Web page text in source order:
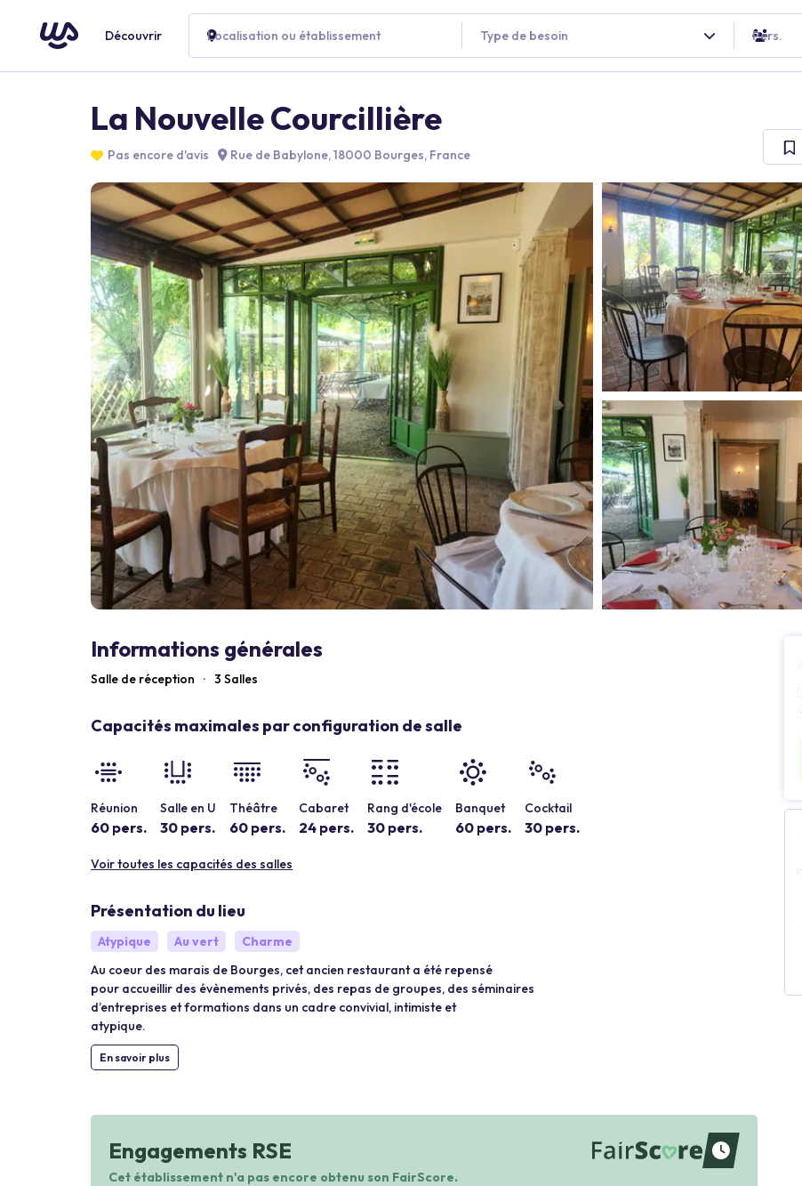
Découvrir Localisation ou établissement Type de besoin Pers.
La Nouvelle Courcillière
Pas encore d'avis Rue de Babylone, 18000 Bourges, France
Informations générales
Salle de réception · 3 Salles
Capacités maximales par configuration de salle
Réunion
60 pers.
Salle en U
30 pers.
Théâtre
60 pers.
Cabaret
24 pers.
Rang d'école
30 pers.
Banquet
60 pers.
Cocktail
30 pers.
Voir toutes les capacités des salles
Présentation du lieu
Atypique Au vert
Charme
Au coeur des marais de Bourges, cet ancien restaurant a été repensé
pour accueillir des évènements privés, des repas de groupes, des séminaires
d’entreprises et formations dans un cadre convivial, intimiste et
atypique.
En savoir plus
Engagements RSE
waiting
Cet établissement n'a pas encore obtenu son FairScore.